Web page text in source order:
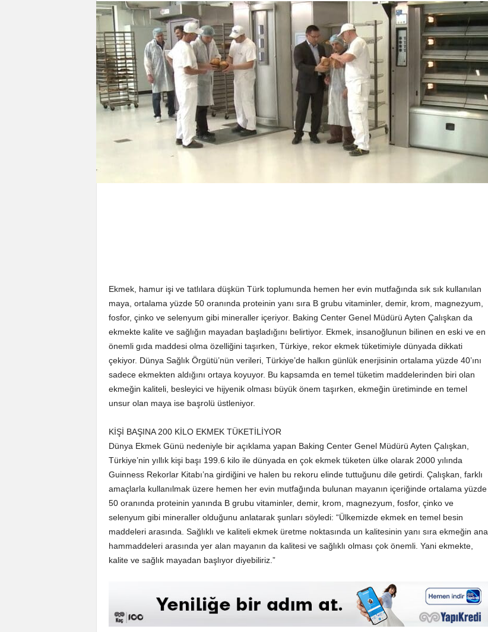
Ekmek, hamur işi ve tatlılara düşkün Türk toplumunda hemen her evin mutfağında sık sık kullanılan
maya, ortalama yüzde 50 oranında proteinin yanı sıra B grubu vitaminler, demir, krom, magnezyum,
fosfor, çinko ve selenyum gibi mineraller içeriyor. Baking Center Genel Müdürü Ayten Çalışkan da
ekmekte kalite ve sağlığın mayadan başladığını belirtiyor. Ekmek, insanoğlunun bilinen en eski ve en
önemli gıda maddesi olma özelliğini taşırken, Türkiye, rekor ekmek tüketimiyle dünyada dikkati
çekiyor. Dünya Sağlık Örgütü’nün verileri, Türkiye’de halkın günlük enerjisinin ortalama yüzde 40’ını
sadece ekmekten aldığını ortaya koyuyor. Bu kapsamda en temel tüketim maddelerinden biri olan
ekmeğin kaliteli, besleyici ve hijyenik olması büyük önem taşırken, ekmeğin üretiminde en temel
unsur olan maya ise başrolü üstleniyor.
KİŞİ BAŞINA 200 KİLO EKMEK TÜKETİLİYOR
Dünya Ekmek Günü nedeniyle bir açıklama yapan Baking Center Genel Müdürü Ayten Çalışkan,
Türkiye’nin yıllık kişi başı 199.6 kilo ile dünyada en çok ekmek tüketen ülke olarak 2000 yılında
Guinness Rekorlar Kitabı’na girdiğini ve halen bu rekoru elinde tuttuğunu dile getirdi. Çalışkan, farklı
amaçlarla kullanılmak üzere hemen her evin mutfağında bulunan mayanın içeriğinde ortalama yüzde
50 oranında proteinin yanında B grubu vitaminler, demir, krom, magnezyum, fosfor, çinko ve
selenyum gibi mineraller olduğunu anlatarak şunları söyledi: “Ülkemizde ekmek en temel besin
maddeleri arasında. Sağlıklı ve kaliteli ekmek üretme noktasında un kalitesinin yanı sıra ekmeğin ana
hammaddeleri arasında yer alan mayanın da kalitesi ve sağlıklı olması çok önemli. Yani ekmekte,
kalite ve sağlık mayadan başlıyor diyebiliriz.”